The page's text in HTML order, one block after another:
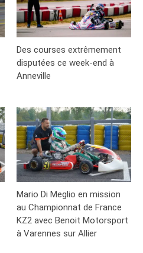
Des courses extrêmement
disputées ce week-end à
Anneville
Mario Di Meglio en mission
au Championnat de France
KZ2 avec Benoit Motorsport
à Varennes sur Allier